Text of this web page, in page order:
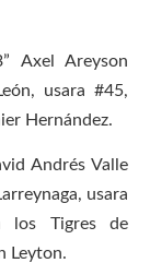
Axel Areyson
usara #45,
Hernández.
Andrés Valle
usara
los Tigres de
Leyton.